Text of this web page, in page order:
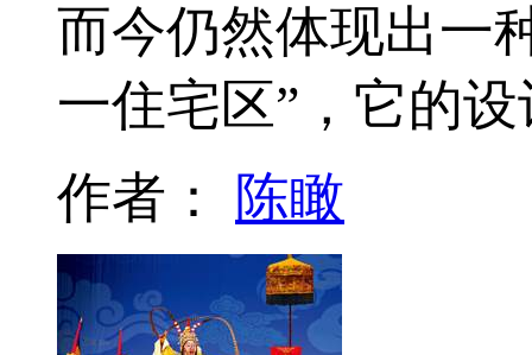
而今仍然体现出一
一住宅区”，它的
作者： 陈瞰